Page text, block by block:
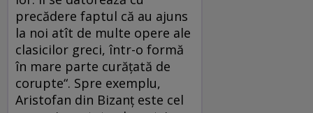
precădere faptul că au ajuns
la noi atît de multe opere ale
clasicilor greci, într-o formă
în mare parte curăţată de
corupte“. Spre exemplu,
Aristofan din Bizanţ este cel